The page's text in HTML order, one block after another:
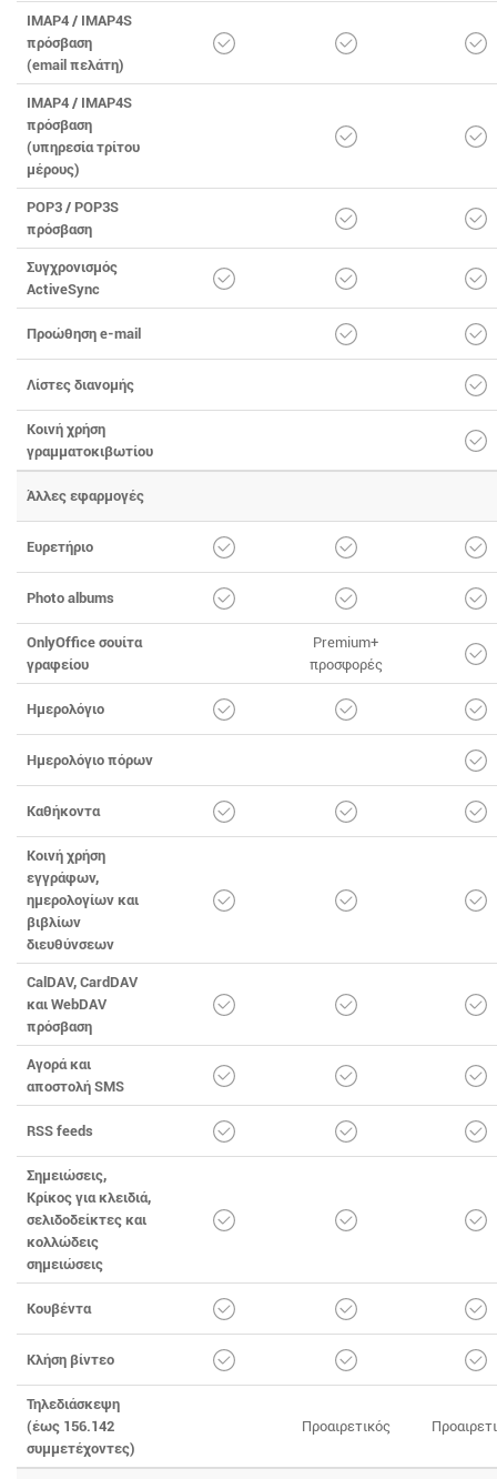
IMAP4 / IMAP4S
πρόσβαση
(email πελάτη)
IMAP4 / IMAP4S
πρόσβαση
(υπηρεσία τρίτου
μέρους)
POP3 / POP3S
πρόσβαση
Συγχρονισμός
ActiveSync
Προώθηση e-mail
Λίστες διανομής
Κοινή χρήση
γραμματοκιβωτίου
Άλλες εφαρμογές
Ευρετήριο
Photo albums
OnlyOffice σουίτα
γραφείου
Premium+
προσφορές
Ημερολόγιο
Ημερολόγιο πόρων
Καθήκοντα
Κοινή χρήση
εγγράφων,
ημερολογίων και
βιβλίων
διευθύνσεων
CalDAV, CardDAV
και WebDAV
πρόσβαση
Αγορά και
αποστολή SMS
RSS feeds
Σημειώσεις,
Κρίκος για κλειδιά,
σελιδοδείκτες και
κολλώδεις
σημειώσεις
Κουβέντα
Κλήση βίντεο
Τηλεδιάσκεψη
(έως 156.142
συμμετέχοντες)
Προαιρετικός